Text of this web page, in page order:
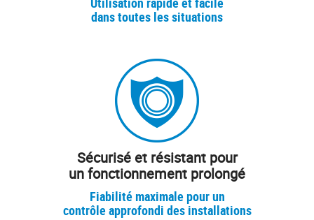
dans toutes les situations
Sécurisé et résistant pour
un fonctionnement prolongé
Fiabilité maximale pour un
contrôle approfondi des installations